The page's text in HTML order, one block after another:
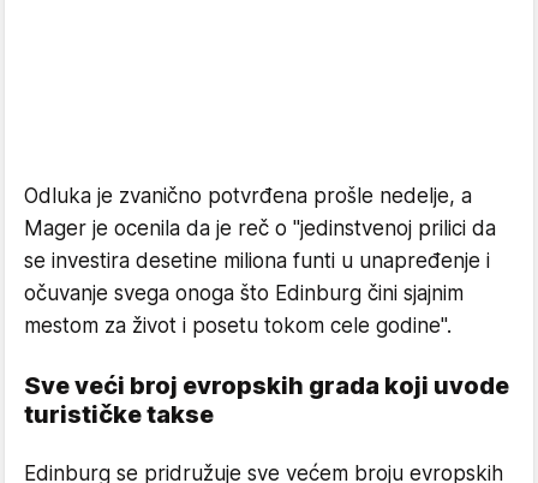
Odluka je zvanično potvrđena prošle nedelje, a
Mager je ocenila da je reč o "jedinstvenoj prilici da
se investira desetine miliona funti u unapređenje i
očuvanje svega onoga što Edinburg čini sjajnim
mestom za život i posetu tokom cele godine".
Sve veći broj evropskih grada koji uvode
turističke takse
Edinburg se pridružuje sve većem broju evropskih